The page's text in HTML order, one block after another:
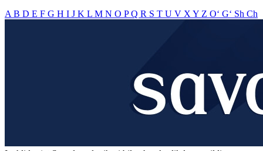
A B D E F G H I J K L M N O PQ R S T U V X Y Z O‘ G‘ Sh Ch